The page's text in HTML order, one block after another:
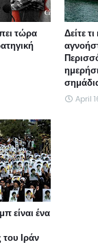
τώρα
Δείτε
April
είναι ένα
Ιράν